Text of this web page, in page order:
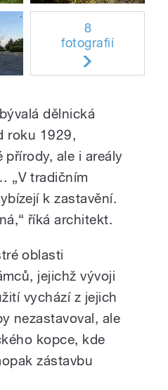
8
fotografií
dělnická
roku 1929,
ale i areály
„V tradičním
k zastavění.
říká architekt.
oblasti
jejichž vývoji
vychází z jejich
nezastavoval, ale
kopce, kde
zástavbu